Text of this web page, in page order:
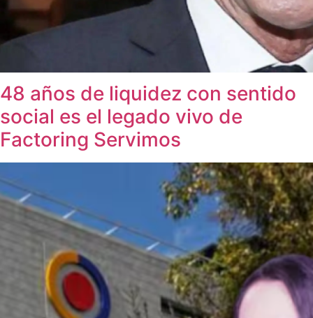
48 años de liquidez con sentido
social es el legado vivo de
Factoring Servimos